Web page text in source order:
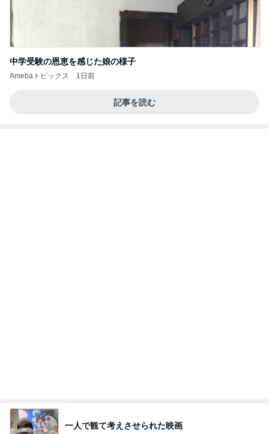
中学受験の恩恵を感じた娘の様子
Amebaトピックス 1日前
記事を読む
一人で観て考えさせられた映画